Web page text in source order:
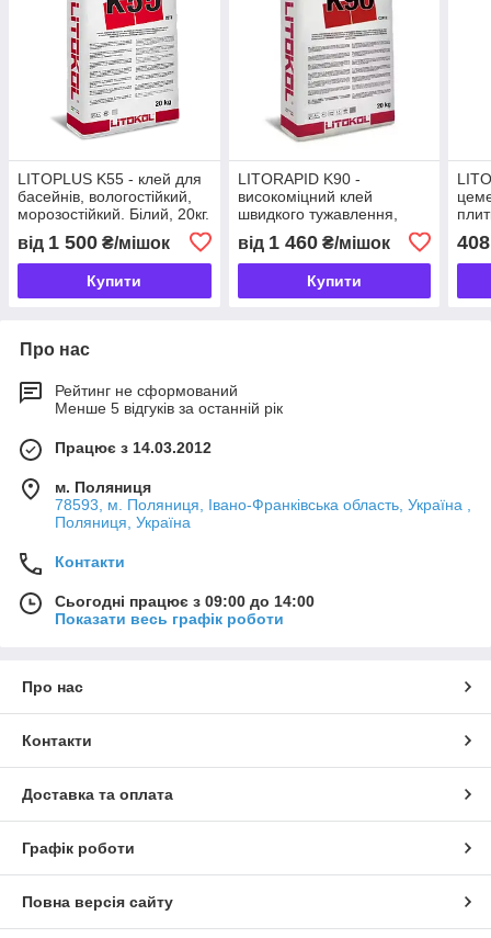
LITOPLUS K55 - клей для
басейнів, вологостійкий,
морозостійкий. Білий, 20кг.
Клас С2ТЕ (1,8-5,5кг/м2)
від 1 500 ₴/мішок
Купити
LITORAPID K90 -
високоміцний клей
швидкого тужавлення,
(3-5,5кг/м2)
від 1 460₴/мішок
Купити
408
Про нас
Рейтинг не сформований
Менше 5 відгуків за останній рік
Працює з 14.03.2012
м. Поляниця
78593, м. Поляниця, Івано-Франківська область, Україна ,
Поляниця, Україна
Контакти
Сьогодні працює з 09:00 до 14:00
Показати весь графік роботи
Про нас
Контакти
Доставка та оплата
Графік роботи
Повна версія сайту